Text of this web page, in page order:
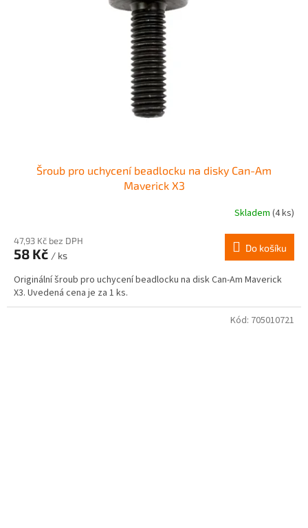
Šroub pro uchycení beadlocku na disky Can-Am
Maverick X3
Skladem (4 ks)
47,93 Kč bez DPH
58 Kč / ks
Do košíku
Originální šroub pro uchycení beadlocku na disk Can-Am Maverick
X3. Uvedená cena je za 1 ks.
Kód: 705010721